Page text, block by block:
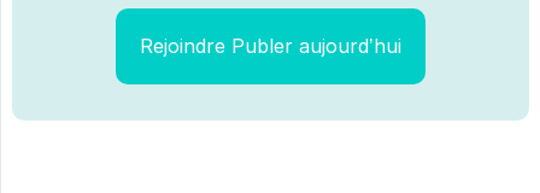
Rejoindre Publer aujourd’hui